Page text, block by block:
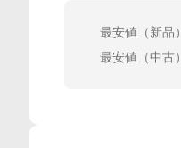
最安値 （新品）
最安値 （中古）